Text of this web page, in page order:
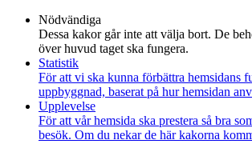
Nödvändiga
Dessa kakor går inte att välja bort. De
över huvud taget ska fungera.
Statistik
För att vi ska kunna förbättra hemsidans
uppbyggnad, baserat på hur hemsidan
Upplevelse
För att vår hemsida ska prestera så bra
besök. Om du nekar de här kakorna